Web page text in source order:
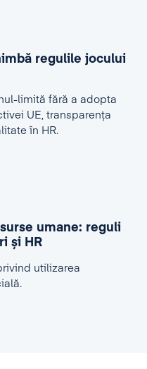
regulile jocului
limită fără a adopta
UE, transparența
în HR.
umane: reguli
și HR
utilizarea